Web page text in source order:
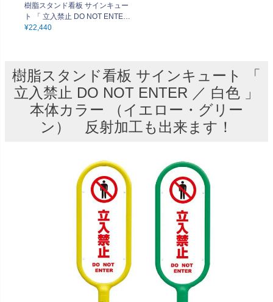
樹脂スタンド看板 サインキュー
ト 「 立入禁止 DO NOT ENTER
／ 白色 」 本体カラー （イエロ
¥22,440
樹脂スタンド看板 サインキュート 「
立入禁止 DO NOT ENTER ／ 白色 」
本体カラー （イエロー・グリー
ン） 反射加工も出来ます！